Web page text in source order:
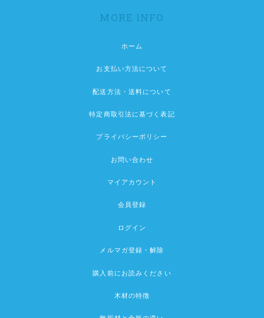
MORE INFO
ホーム
お支払い方法について
配送方法・送料について
特定商取引法に基づく表記
プライバシーポリシー
お問い合わせ
マイアカウント
会員登録
ログイン
メルマガ登録・解除
購入前にお読みください
木材の特徴